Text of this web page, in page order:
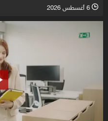
l 6 أغسطس 2026